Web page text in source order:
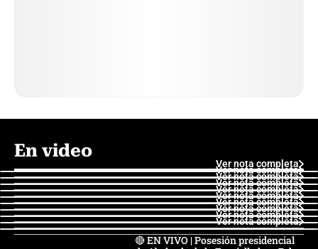
En video
Ver nota completa
Ver nota completa
Ver nota completa
Ver nota completa
Ver nota completa
Ver nota completa
Ver nota completa
Ver nota completa
Ver nota completa
Ver nota completa
🔴 EN VIVO | Posesión presidencial